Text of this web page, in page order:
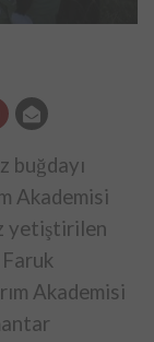
buğdayı
Akademisi
yetiştirilen
Akademisi